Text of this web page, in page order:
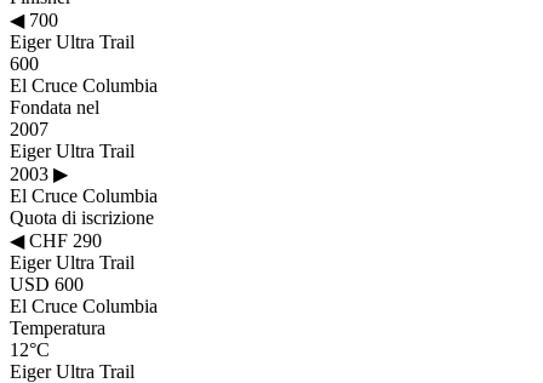
◀700
Eiger Ultra Trail
600
El Cruce Columbia
Fondata nel
2007
Eiger Ultra Trail
2003 ▶
El Cruce Columbia
Quota di iscrizione
◀CHF 290
Eiger Ultra Trail
USD 600
El Cruce Columbia
Temperatura
12°C
Eiger Ultra Trail